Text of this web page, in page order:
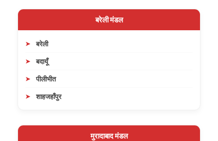
बरेली मंडल
बरेली
बदायूँ
पीलीभीत
शाहजहाँपुर
मुरादाबाद मंडल